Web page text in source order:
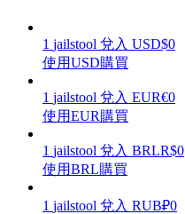
1 jailstool 兌入 USD$0
使用USD購買
1 jailstool 兌入 EUR€0
使用EUR購買
1 jailstool 兌入 BRLR$0
使用BRL購買
1 jailstool 兌入 RUB₽0